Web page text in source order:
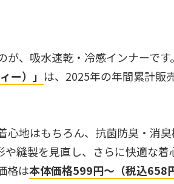
、吸水速乾・冷感インナーです。
ー）」 は、2025年の年間累計販
地はもちろん、抗菌防臭・消臭
縫製を見直し、さらに快適な
格は本体価格599円～（税込658